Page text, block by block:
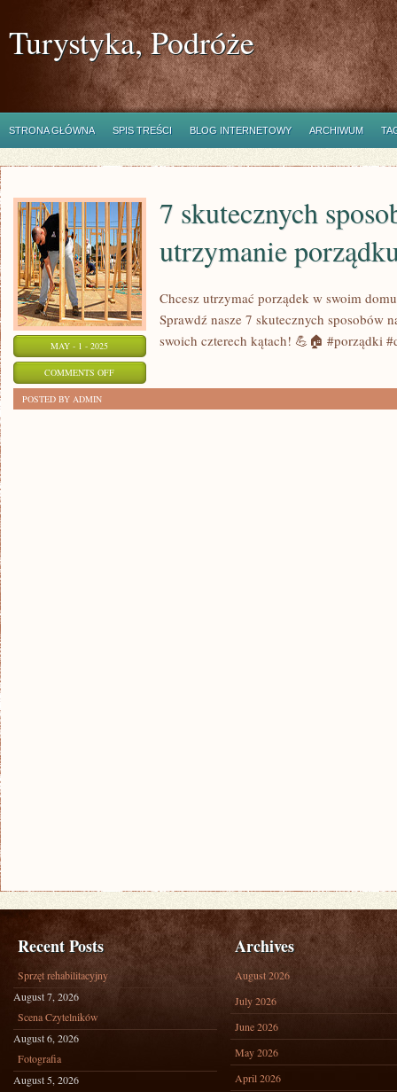
Turystyka, Podróże
STRONA GŁÓWNA SPIS TREŚCI BLOG INTERNETOWY ARCHIWUM
MAY - 1 - 2025
COMMENTS OFFON
7 skutecznych
utrzymanie
Chcesz utrzymać porządek w swoim
Sprawdź nasze 7 skutecznych sposobów
swoich czterech kątach! 💪🏠 #porządki
POSTED BY ADMIN
Recent Posts
Sprzęt rehabilitacyjny
August 7, 2026
Scena Czytelników
August 6, 2026
Fotografia
August 5, 2026
Archives
August 2026
July 2026
June 2026
May 2026
April 2026